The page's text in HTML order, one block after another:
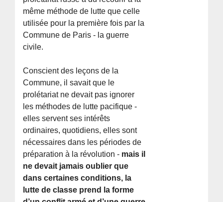
même méthode de lutte que celle
utilisée pour la première fois par la
Commune de Paris - la guerre
civile.
Conscient des leçons de la
Commune, il savait que le
prolétariat ne devait pas ignorer
les méthodes de lutte pacifique -
elles servent ses intérêts
ordinaires, quotidiens, elles sont
nécessaires dans les périodes de
préparation à la révolution - mais il
ne devait jamais oublier que
dans certaines conditions, la
lutte de classe prend la forme